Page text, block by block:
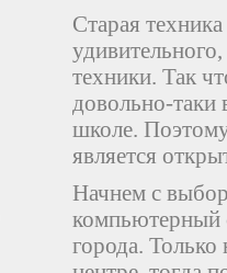
Старая
техники. Так
довольно-таки
школе.
является
Начнем с
компьютерный
города. Только